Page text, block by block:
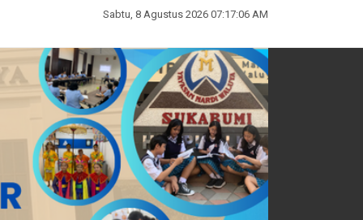
Sabtu, 8 Agustus 2026 07:17:07 AM